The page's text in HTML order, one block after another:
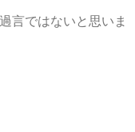
言ではないと思いま